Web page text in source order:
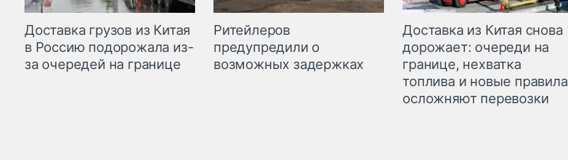
Доставка грузов из Китая
в Россию подорожала из-
за очередей на границе
Ритейлеров
предупредили о
возможных задержках
Доставка из Китая снова
дорожает: очереди на
границе, нехватка
топлива и новые правила
осложняют перевозки